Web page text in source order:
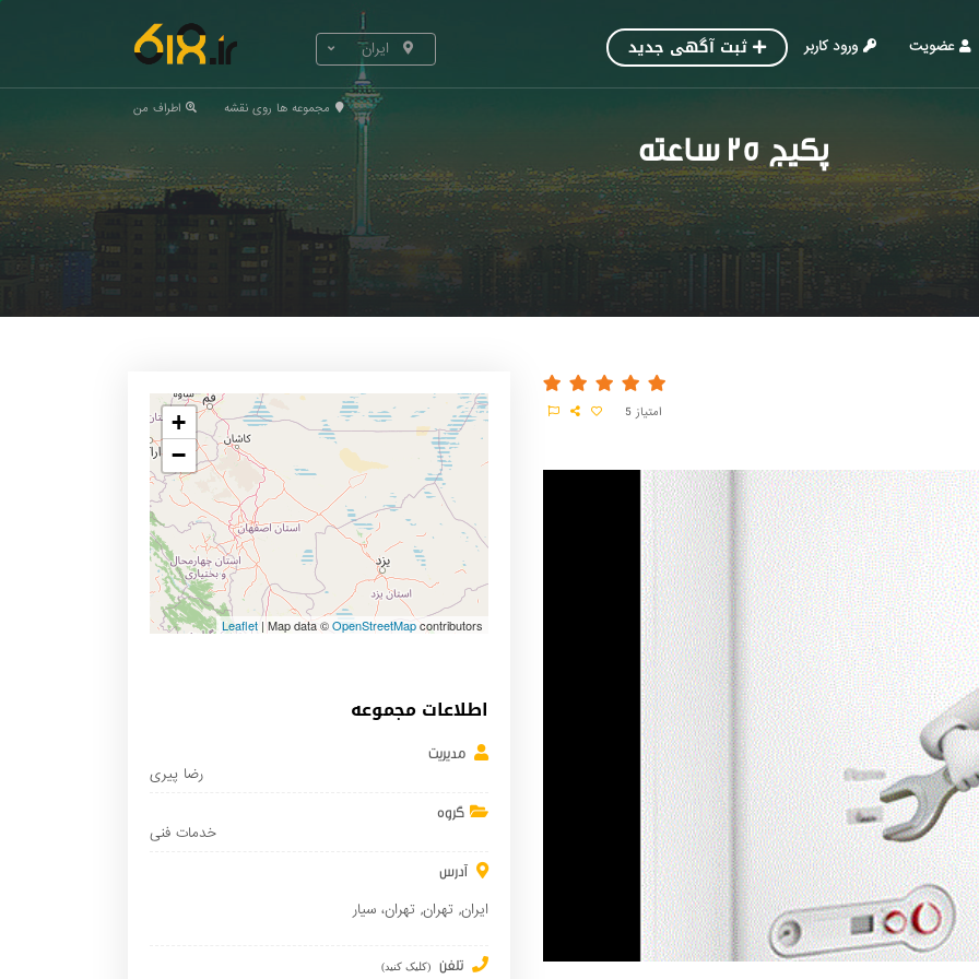
ایران عضویت ورود کاربر ثبت آگهی جدید
مجموعه ها روی نقشه اطراف من
پکیج 25 ساعته
امتیاز 5
+
−
Leaflet | Map data ©OpenStreetMapcontributors
اطلاعات مجموعه
مدیریت
رضا پیری
گروه
خدمات فنی
آدرس
ایران, تهران, تهران، سیار
تلفن (کلیک کنید)